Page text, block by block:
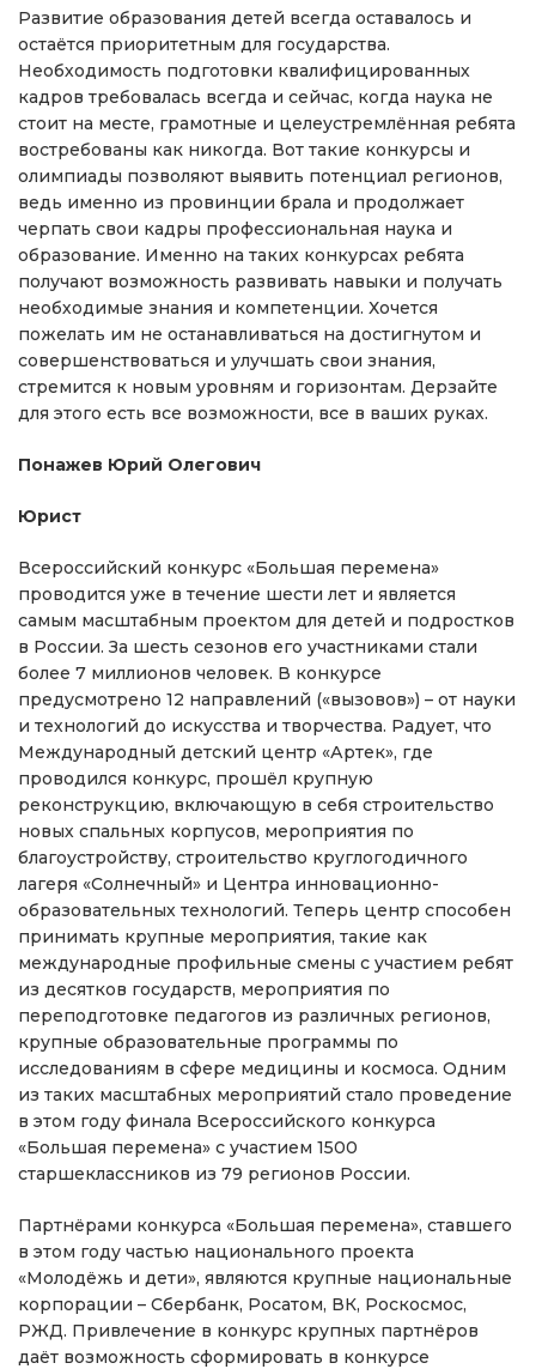
Развитие образования детей всегда оставалось и
остаётся приоритетным для государства.
Необходимость подготовки квалифицированных
кадров требовалась всегда и сейчас, когда наука не
стоит на месте, грамотные и целеустремлённая ребята
востребованы как никогда. Вот такие конкурсы и
олимпиады позволяют выявить потенциал регионов,
ведь именно из провинции брала и продолжает
черпать свои кадры профессиональная наука и
образование. Именно на таких конкурсах ребята
получают возможность развивать навыки и получать
необходимые знания и компетенции. Хочется
пожелать им не останавливаться на достигнутом и
совершенствоваться и улучшать свои знания,
стремится к новым уровням и горизонтам. Дерзайте
для этого есть все возможности, все в ваших руках.
Понажев Юрий Олегович
Юрист
Всероссийский конкурс «Большая перемена»
проводится уже в течение шести лет и является
самым масштабным проектом для детей и подростков
в России. За шесть сезонов его участниками стали
более 7 миллионов человек. В конкурсе
предусмотрено 12 направлений («вызовов») – от науки
и технологий до искусства и творчества. Радует, что
Международный детский центр «Артек», где
проводился конкурс, прошёл крупную
реконструкцию, включающую в себя строительство
новых спальных корпусов, мероприятия по
благоустройству, строительство круглогодичного
лагеря «Солнечный» и Центра инновационно-
образовательных технологий. Теперь центр способен
принимать крупные мероприятия, такие как
международные профильные смены с участием ребят
из десятков государств, мероприятия по
переподготовке педагогов из различных регионов,
крупные образовательные программы по
исследованиям в сфере медицины и космоса. Одним
из таких масштабных мероприятий стало проведение
в этом году финала Всероссийского конкурса
«Большая перемена» с участием 1500
старшеклассников из 79 регионов России.
Партнёрами конкурса «Большая перемена», ставшего
в этом году частью национального проекта
«Молодёжь и дети», являются крупные национальные
корпорации – Сбербанк, Росатом, ВК, Роскосмос,
РЖД. Привлечение в конкурс крупных партнёров
даёт возможность сформировать в конкурсе